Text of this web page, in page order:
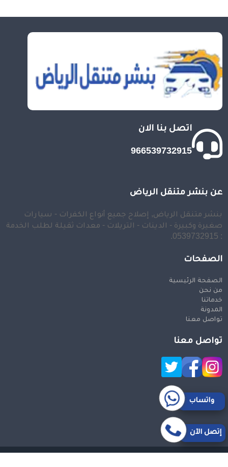
اتصل بنا الان
966539732915
عن بنشر متنقل الرياض
بنشر متنقل الرياض, إصلاح جميع أنواع الكفرات - سيارات
صغيرة وكبيرة - الدينات - التريلات - معدات ثقيلة لطلب الخدمة
: 0539732915.
الصفحات
الصفحة الرئيسية
من نحن
خدماتنا
المدونة
تواصل معنا
تواصل معنا
إتصل الآن
واتساب